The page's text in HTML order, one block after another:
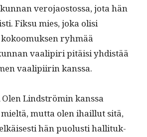
vero­jaos­tossa, jota hän
Fik­su mies, joka olisi
ryh­mää
vaalipiri pitäisi yhdis­tää
vaalipi­irin kanssa.
Olen Lind­strömin kanssa
mut­ta olen ihail­lut sitä,
hän puo­lusti hal­li­tuk­